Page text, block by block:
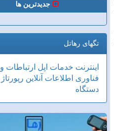
جدیدترین ها
تگهای رهاتل
اینترنت خدمات اپل ارتباطات و
فناوری اطلاعات آنلاین رپورتاژ
دستگاه